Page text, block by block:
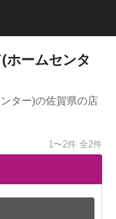
ホームセンタ
ター)の佐賀県の店
1〜2件 全2件